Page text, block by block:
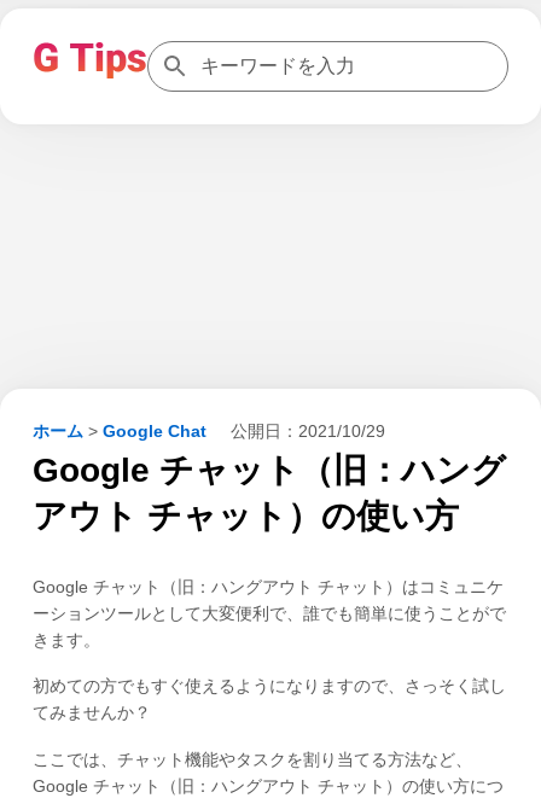
ホーム > Google Chat 公開日： 2021/10/29
Google チャット（旧：ハング
アウト チャット）の使い方
Google チャット（旧：ハングアウト チャット）はコミュニケ
ーションツールとして大変便利で、誰でも簡単に使うことがで
きます。
初めての方でもすぐ使えるようになりますので、さっそく試し
てみませんか？
ここでは、チャット機能やタスクを割り当てる方法など、
Google チャット（旧：ハングアウト チャット）の使い方につ